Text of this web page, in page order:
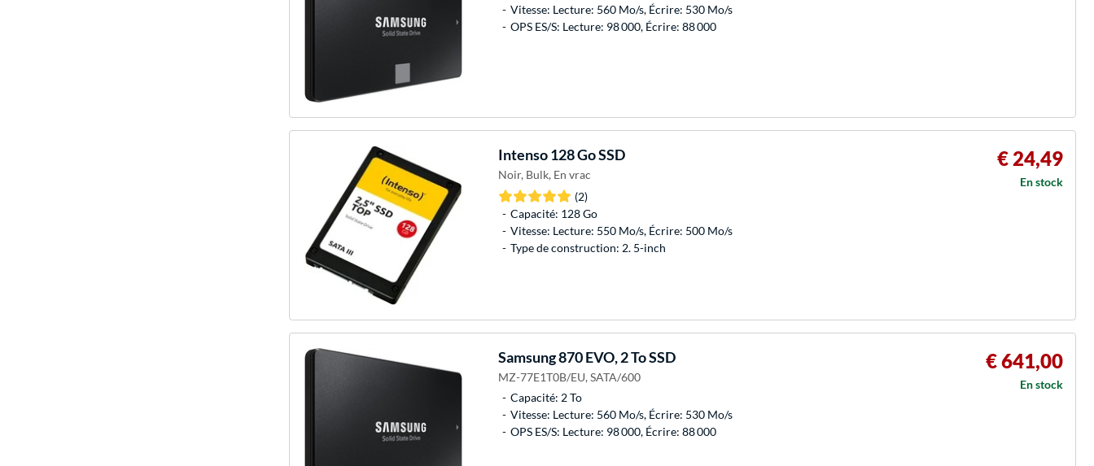
Vitesse: Lecture: 560 Mo/s, Écrire: 530 Mo/s
OPS ES/S: Lecture: 98 000, Écrire: 88 000
Intenso128 Go SSD
Noir, Bulk, En vrac
(2)
Capacité: 128 Go
Vitesse: Lecture: 550 Mo/s, Écrire: 500 Mo/s
Type de construction: 2. 5-inch
€ 24,49
En stock
Samsung870 EVO, 2 To SSD
MZ-77E1T0B/EU, SATA/600
Capacité: 2 To
Vitesse: Lecture: 560 Mo/s, Écrire: 530 Mo/s
OPS ES/S: Lecture: 98 000, Écrire: 88 000
€ 641,00
En stock